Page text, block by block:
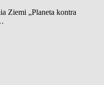
Ziemi „Planeta kontra